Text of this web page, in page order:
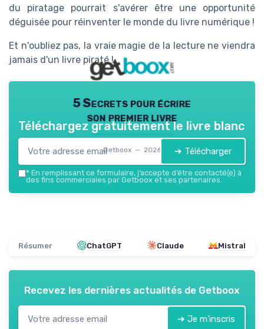
du piratage pourrait s'avérer être une opportunité
déguisée pour réinventer le monde du livre numérique !
Et n'oubliez pas, la vraie magie de la lecture ne viendra
jamais d'un livre piraté !
5 Secrets pour écrire
son premier livre
Getboox — 2026
Téléchargez gratuitement le livre blanc
➔ Télécharger
* En remplissant ce formulaire, j’accepte d’être contacté(e) à
des fins commerciales par Getboox et ses partenaires.
Résumer ChatGPT Claude Mistral
Recevez les dernières actualités de Getboox
➔ Je m'inscris